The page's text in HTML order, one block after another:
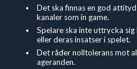
Det ska finnas en god
kanaler som in game.
Spelare ska inte uttrycka
eller deras insatser i spelet.
Det råder nolltolerans mot
ageranden.